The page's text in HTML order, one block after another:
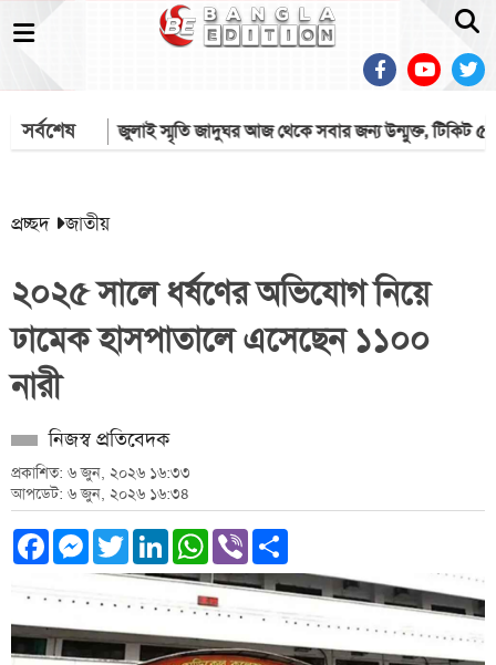
সর্বশেষ জুলাই স্মৃতি জাদুঘর আজ থেকে সবার জন্য উন্মুক্ত, টিকিট ৫০
প্রচ্ছদ জাতীয়
২০২৫ সালে ধর্ষণের অভিযোগ নিয়ে
ঢামেক হাসপাতালে এসেছেন ১১০০
নারী
নিজস্ব প্রতিবেদক
প্রকাশিত: ৬ জুন, ২০২৬ ১৬:৩৩
আপডেট: ৬ জুন, ২০২৬ ১৬:৩৪
Facebook
Messenger
TwitterLinkedInWhatsApp
Viber